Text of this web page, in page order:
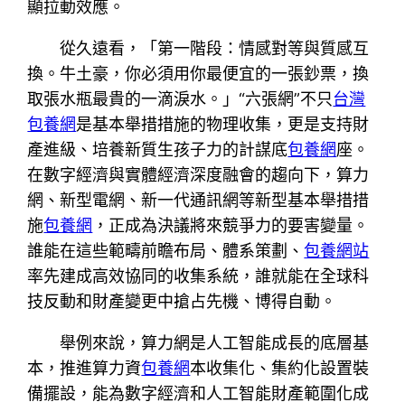
顯拉動效應。
從久遠看，「第一階段：情感對等與質感互
換。牛土豪，你必須用你最便宜的一張鈔票，換
取張水瓶最貴的一滴淚水。」“六張網”不只台灣
包養網是基本舉措措施的物理收集，更是支持財
產進級、培養新質生孩子力的計謀底包養網座。
在數字經濟與實體經濟深度融會的趨向下，算力
網、新型電網、新一代通訊網等新型基本舉措措
施包養網 ，正成為決議將來競爭力的要害變量。
誰能在這些範疇前瞻布局、體系策劃、包養網站
率先建成高效協同的收集系統，誰就能在全球科
技反動和財產變更中搶占先機、博得自動。
舉例來說，算力網是人工智能成長的底層基
本，推進算力資包養網本收集化、集約化設置裝
備擺設，能為數字經濟和人工智能財產範圍化成